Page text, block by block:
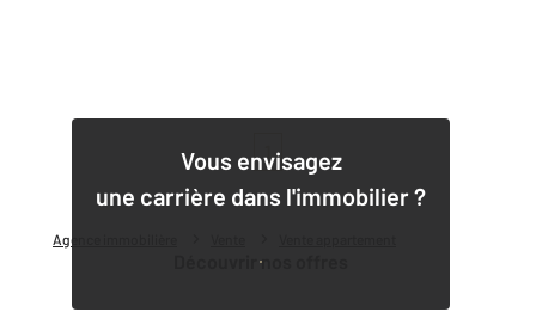
Agence immobilière
Vous envisagez
une carrière dans l'immobilier ?
Découvrir nos offres
1